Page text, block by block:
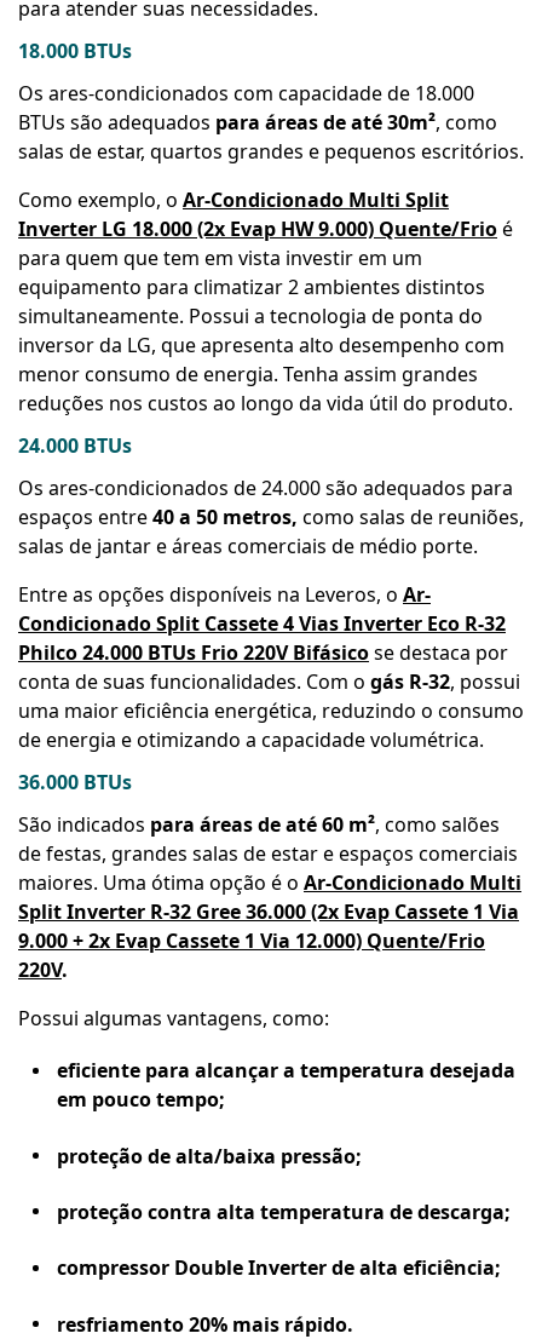
para atender suas necessidades.
18.000 BTUs
Os ares-condicionados com capacidade de 18.000
BTUs são adequados para áreas de até 30m², como
salas de estar, quartos grandes e pequenos escritórios.
Como exemplo, o Ar-Condicionado Multi Split
Inverter LG 18.000 (2x Evap HW 9.000) Quente/Frioé
para quem que tem em vista investir em um
equipamento para climatizar 2 ambientes distintos
simultaneamente. Possui a tecnologia de ponta do
inversor da LG, que apresenta alto desempenho com
menor consumo de energia. Tenha assim grandes
reduções nos custos ao longo da vida útil do produto.
24.000 BTUs
Os ares-condicionados de 24.000 são adequados para
espaços entre40 a 50 metros, como salas de reuniões,
salas de jantar e áreas comerciais de médio porte.
Entre as opções disponíveis na Leveros, o Ar-
Condicionado Split Cassete 4 Vias Inverter Eco R-32
Philco 24.000 BTUs Frio 220V Bifásicose destaca por
conta de suas funcionalidades. Com o gás R-32, possui
uma maior eficiência energética, reduzindo o consumo
de energia e otimizando a capacidade volumétrica.
36.000 BTUs
São indicados para áreas de até 60 m², como salões
de festas, grandes salas de estar e espaços comerciais
maiores. Uma ótima opção é o Ar-Condicionado Multi
Split Inverter R-32 Gree 36.000 (2x Evap Cassete 1 Via
9.000 + 2x Evap Cassete 1 Via 12.000) Quente/Frio
220V.
Possui algumas vantagens, como:
eficiente para alcançar a temperatura desejada
em pouco tempo;
proteção de alta/baixa pressão;
proteção contra alta temperatura de descarga;
compressor Double Inverter de alta eficiência;
resfriamento 20% mais rápido.